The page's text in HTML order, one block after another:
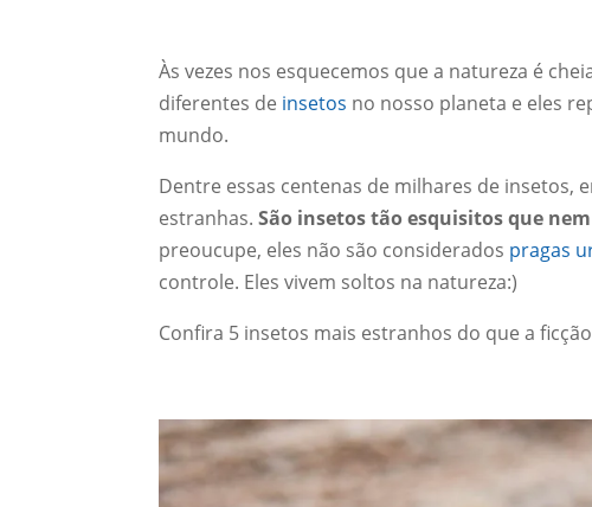
Às vezes nos esquecemos que a natureza é
diferentes de insetos no nosso planeta e eles
mundo.
Dentre essas centenas de milhares de insetos,
estranhas.São insetos tão esquisitos que
preoucupe, eles não são considerados pragas
controle. Eles vivem soltos na natureza:)
Confira 5 insetos mais estranhos do que a